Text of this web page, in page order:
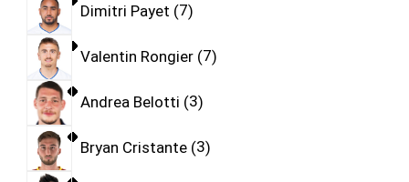
Dimitri Payet 7
Valentin Rongier 7
Andrea Belotti 3
Bryan Cristante 3